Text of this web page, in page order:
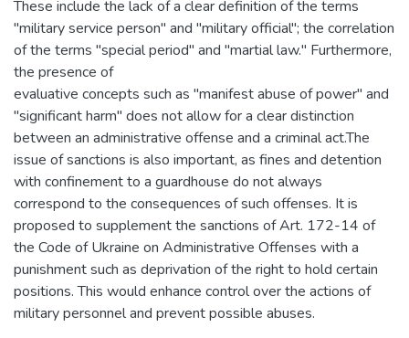
These include the lack of a clear definition of the terms
"military service person" and "military official"; the correlation
of the terms "special period" and "martial law." Furthermore,
the presence of
evaluative concepts such as "manifest abuse of power" and
"significant harm" does not allow for a clear distinction
between an administrative offense and a criminal act.The
issue of sanctions is also important, as fines and detention
with confinement to a guardhouse do not always
correspond to the consequences of such offenses. It is
proposed to supplement the sanctions of Art. 172-14 of
the Code of Ukraine on Administrative Offenses with a
punishment such as deprivation of the right to hold certain
positions. This would enhance control over the actions of
military personnel and prevent possible abuses.